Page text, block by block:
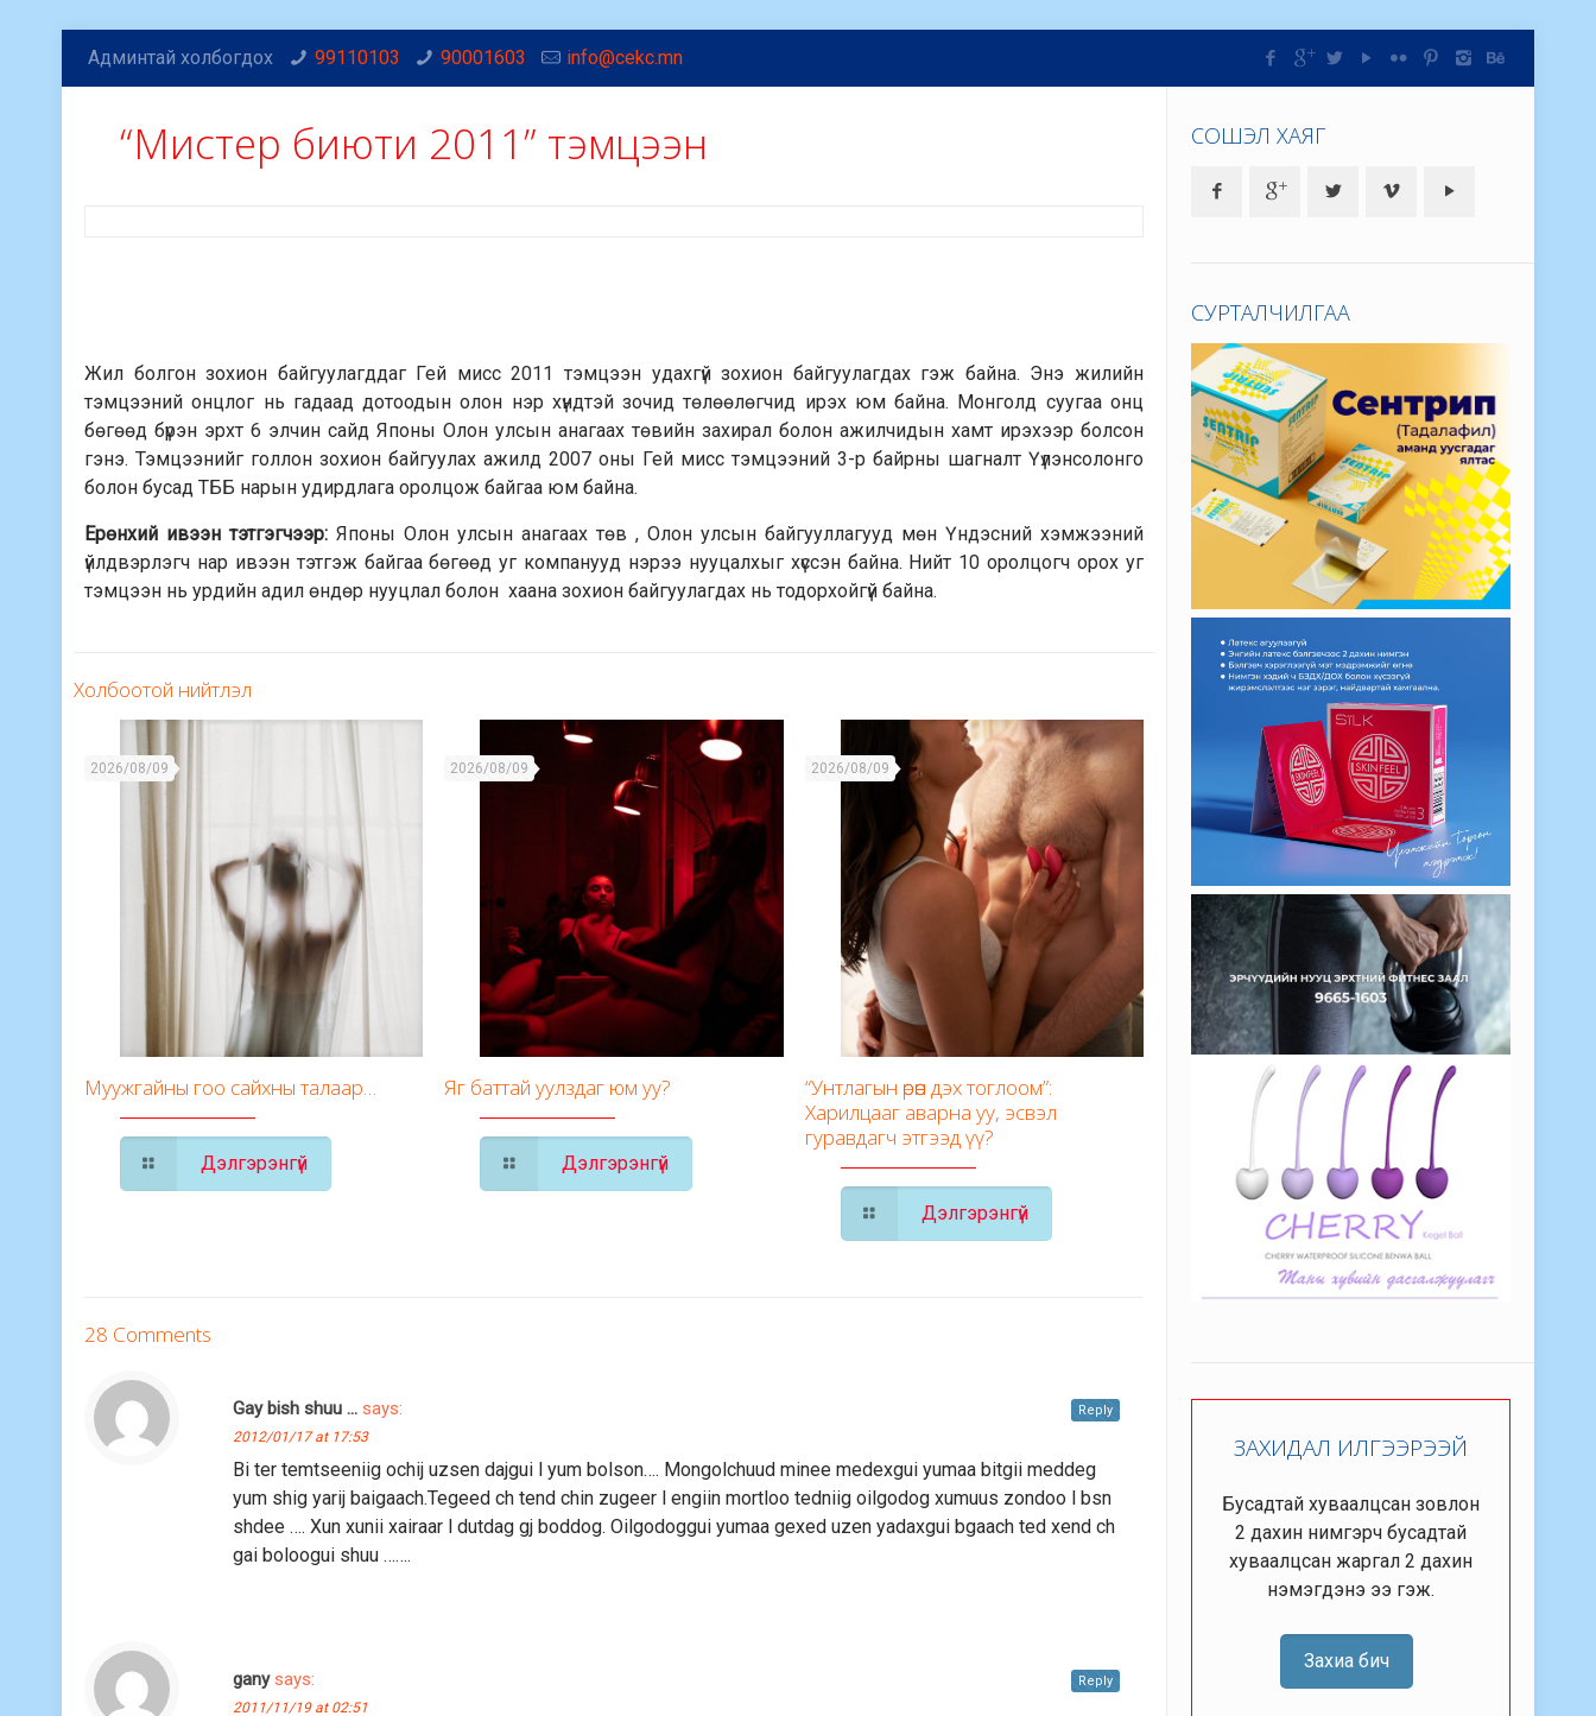
Админтай холбогдох 99110103 90001603 info@cekc.mn
“Мистер биюти 2011” тэмцээн
Жил болгон зохион байгуулагддаг Гей мисс 2011 тэмцээн удахгүй зохион байгуулагдах гэж байна. Энэ жилийн
тэмцээний онцлог нь гадаад дотоодын олон нэр хүндтэй зочид төлөөлөгчид ирэх юм байна. Монголд суугаа онц
бөгөөд бүрэн эрхт 6 элчин сайд Японы Олон улсын анагаах төвийн захирал болон ажилчидын хамт ирэхээр болсон
гэнэ. Тэмцээнийг голлон зохион байгуулах ажилд 2007 оны Гей мисс тэмцээний 3-р байрны шагналт Үүлэнсолонго
болон бусад ТББ нарын удирдлага оролцож байгаа юм байна.
Ерөнхий ивээн тэтгэгчээр: Японы Олон улсын анагаах төв , Олон улсын байгууллагууд мөн Үндэсний хэмжээний
үйлдвэрлэгч нар ивээн тэтгэж байгаа бөгөөд уг компанууд нэрээ нууцалхыг хүссэн байна. Нийт 10 оролцогч орох уг
тэмцээн нь урдийн адил өндөр нууцлал болон хаана зохион байгуулагдах нь тодорхойгүй байна.
Холбоотой нийтлэл
2026/08/09
Муужгайны гоо сайхны талаар…
Дэлгэрэнгүй
2026/08/09
Яг баттай уулздаг юм уу?
Дэлгэрэнгүй
2026/08/09
“Унтлагын өрөөн дэх тоглоом”:
Харилцааг аварна уу, эсвэл
гуравдагч этгээд үү?
Дэлгэрэнгүй
28 Comments
Gay bish shuu ... says:
2012/01/17 at 17:53
Bi ter temtseeniig ochij uzsen dajgui l yum bolson…. Mongolchuud minee medexgui yumaa bitgii meddeg
yum shig yarij baigaach.Tegeed ch tend chin zugeer l engiin mortloo tedniig oilgodog xumuus zondoo l bsn
shdee …. Xun xunii xairaar l dutdag gj boddog. Oilgodoggui yumaa gexed uzen yadaxgui bgaach ted xend ch
gai boloogui shuu …….
Reply
gany says:
2011/11/19 at 02:51
Reply
СОШЭЛ ХАЯГ
СУРТАЛЧИЛГАА
ЗАХИДАЛ ИЛГЭЭРЭЭЙ
Бусадтай хуваалцсан зовлон
2 дахин нимгэрч бусадтай
хуваалцсан жаргал 2 дахин
нэмэгдэнэ ээ гэж.
Захиа бич